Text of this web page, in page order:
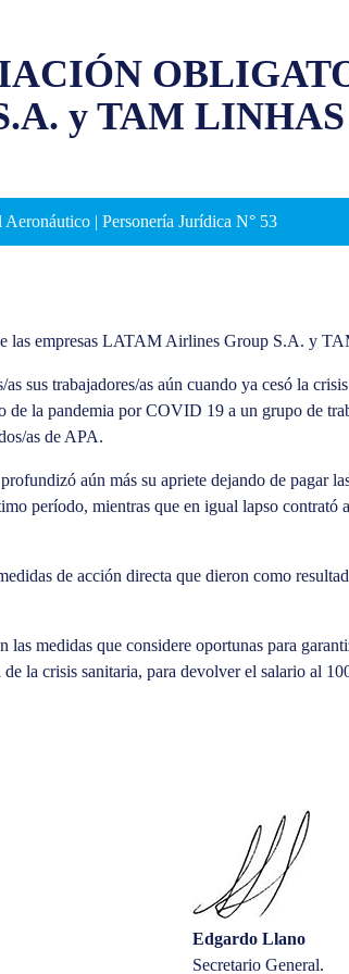
y TAM
| Personería Jurídica N° 53
las empresas LATAM Airlines Group S.A. y
sus trabajadores/as aún cuando ya cesó la
la pandemia por COVID 19 a un grupo de
as de APA.
aún más su apriete dejando de pagar
período, mientras que en igual lapso
de acción directa que dieron como
medidas que considere oportunas para
la crisis sanitaria, para devolver el salario al
Edgardo Llano
Secretario General.